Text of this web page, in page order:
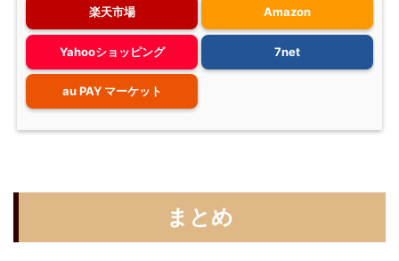
楽天市場 Amazon
Yahooショッピング 7net
au PAY マーケット
まとめ